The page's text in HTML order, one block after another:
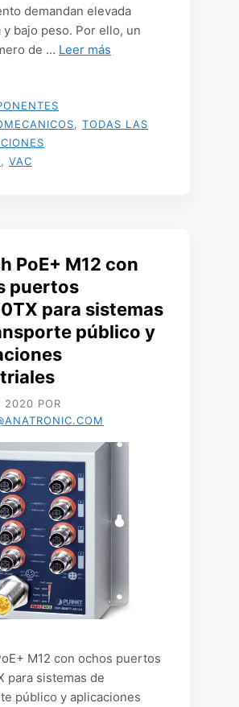
demandan elevada
y bajo peso. Por ello, un
de … Leer más
TODAS LAS
VAC
PoE+ M12 con
puertos
para sistemas
público y
2020 POR
M12 con ochos puertos
para sistemas de
público y aplicaciones